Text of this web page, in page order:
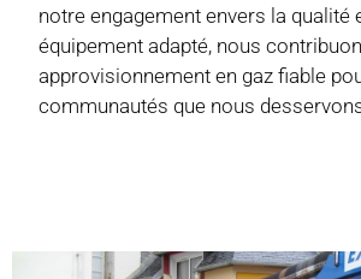
notre engagement envers la qualité
équipement adapté, nous
approvisionnement en gaz fiable
communautés que nous